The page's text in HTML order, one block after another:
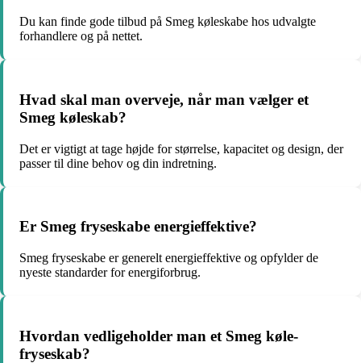
Du kan finde gode tilbud på Smeg køleskabe hos udvalgte
forhandlere og på nettet.
Hvad skal man overveje, når man vælger et
Smeg køleskab?
Det er vigtigt at tage højde for størrelse, kapacitet og design, der
passer til dine behov og din indretning.
Er Smeg fryseskabe energieffektive?
Smeg fryseskabe er generelt energieffektive og opfylder de
nyeste standarder for energiforbrug.
Hvordan vedligeholder man et Smeg køle-
fryseskab?